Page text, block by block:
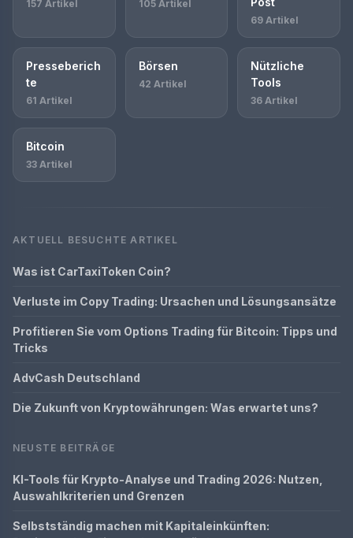
157 Artikel 105 Artikel
69 Artikel
Presseberich
te
61 Artikel
Börsen
42 Artikel
Nützliche
Tools
36 Artikel
Bitcoin
33 Artikel
AKTUELL BESUCHTE ARTIKEL
Was ist CarTaxiToken Coin?
Verluste im Copy Trading: Ursachen und Lösungsansätze
Profitieren Sie vom Options Trading für Bitcoin: Tipps und
Tricks
AdvCash Deutschland
Die Zukunft von Kryptowährungen: Was erwartet uns?
NEUSTE BEITRÄGE
KI-Tools für Krypto-Analyse und Trading 2026: Nutzen,
Auswahlkriterien und Grenzen
Selbstständig machen mit Kapitaleinkünften: